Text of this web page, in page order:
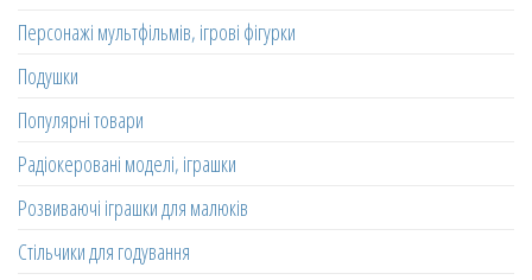
Персонажі мультфільмів, ігрові фігурки
Подушки
Популярні товари
Радіокеровані моделі, іграшки
Розвиваючі іграшки для малюків
Стільчики для годування